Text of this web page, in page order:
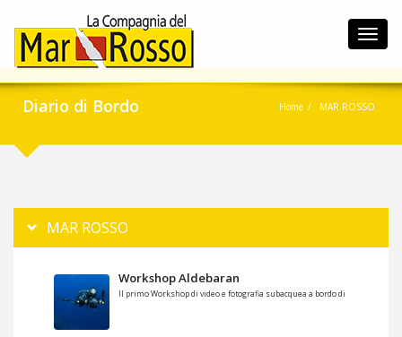
Diario di Bordo Home MAR ROSSO
MAR ROSSO
Workshop Aldebaran
Il primo Workshop di video e fotografia subacquea a bordo di